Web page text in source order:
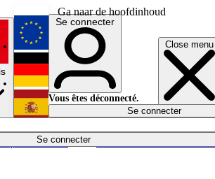
Ga naar de hoofdinhoud
Close menu
Se connecter
Économie
English
Deutsch
Español
Se connecter
Vous êtes déconnecté.
Se connecter